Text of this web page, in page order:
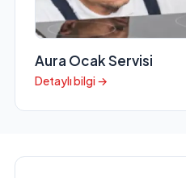
Aura Ocak Servisi
Detaylı bilgi →